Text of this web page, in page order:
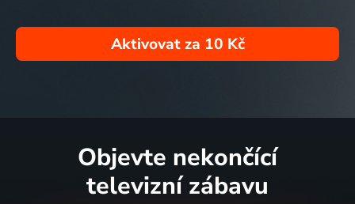
Aktivovat za 10 Kč
Objevte nekončící
televizní zábavu